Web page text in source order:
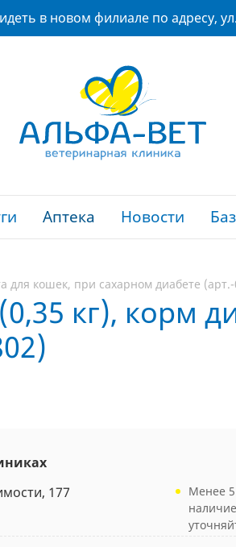
в новом филиале по адресу,
Аптека Новости
для кошек, при сахарном диабете
кг), корм
177
Менее
наличие